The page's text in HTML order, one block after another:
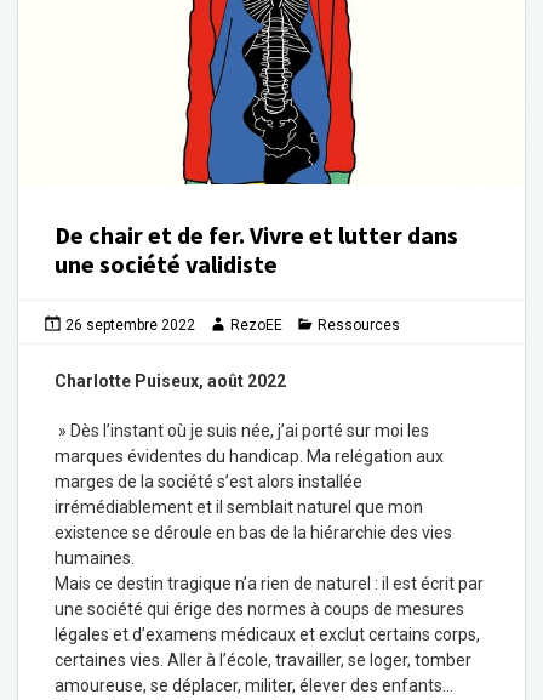
De chair et de fer. Vivre et lutter dans
une société validiste
26 septembre 2022 RezoEE Ressources
Charlotte Puiseux, août 2022
» Dès l’instant où je suis née, j’ai porté sur moi les
marques évidentes du handicap. Ma relégation aux
marges de la société s’est alors installée
irrémédiablement et il semblait naturel que mon
existence se déroule en bas de la hiérarchie des vies
humaines.
Mais ce destin tragique n’a rien de naturel : il est écrit par
une société qui érige des normes à coups de mesures
légales et d’examens médicaux et exclut certains corps,
certaines vies. Aller à l’école, travailler, se loger, tomber
amoureuse, se déplacer, militer, élever des enfants…